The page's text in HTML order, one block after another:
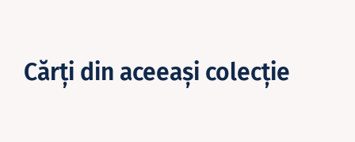
Cărţi din aceeaşi colecţie